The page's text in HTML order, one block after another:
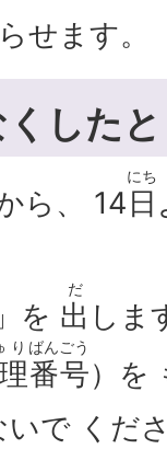
らせます。
した
ら、 14日
にち
」を 出
だ
しま
り
番号
ばんごう
）を
いで くだ